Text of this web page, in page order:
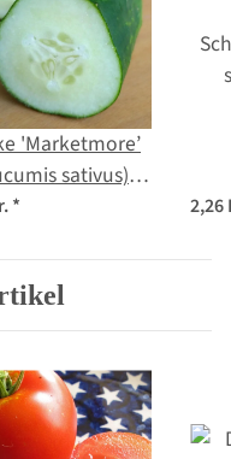
'Marketmore’
sativus)
* 2,26